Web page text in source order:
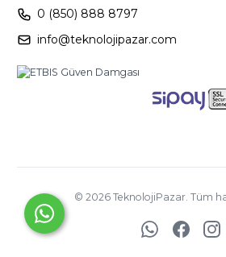
0 (850) 888 8797
info@teknolojipazar.com
© 2026 TeknolojiPazar. Tüm